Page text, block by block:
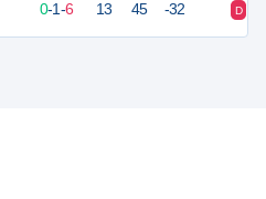
0-1-6 13 45 -32 D